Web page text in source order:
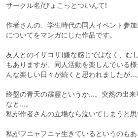
サークル名/ぴょこっとついんて!
作者さんの、学生時代の同人イベント参
についてをマンガにした作品です。
友人とのイザコザ(嫌な感じではなく、む
もありますが、同人活動を楽しんでいる
んな楽しい日々が続くと思われましたが…
終盤の青天の霹靂というか…。突然の出
なと…。
私が作者さんの立場なら泣いてしまうと思
私がフニャフニャ生きているというのも